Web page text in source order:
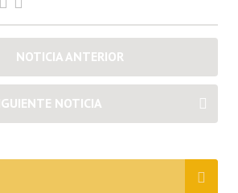
NOTICIA ANTERIOR
NOTICIA